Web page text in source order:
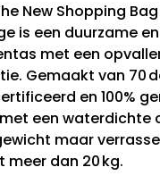
New Shopping
is een duurzame
met een
Gemaakt van 70
en 100%
een waterdichte
maar
dan 20 kg.